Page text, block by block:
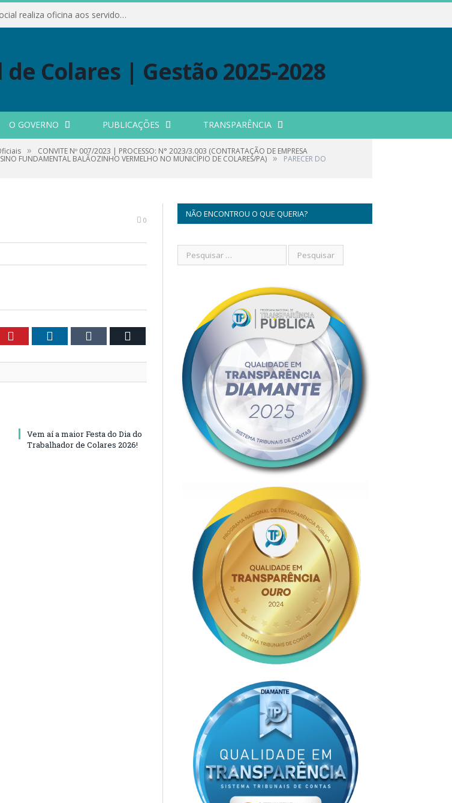
Conselho Municipal de Assistência Social realiza oficina aos servidores
O GOVERNO PUBLICAÇÕES TRANSPARÊNCIA
» CONVITE Nº 007/2023 | PROCESSO: N° 2023/3.003 (CONTRATAÇÃO DE EMPRESA
FUNDAMENTAL BALÃOZINHO VERMELHO NO MUNICÍPIO DE COLARES/PA) » PARECER DO
0
Pinterest LinkedIn Tumblr
Vem aí a maior Festa do Dia do
Trabalhador de Colares 2026!
NÃO ENCONTROU O QUE QUERIA?